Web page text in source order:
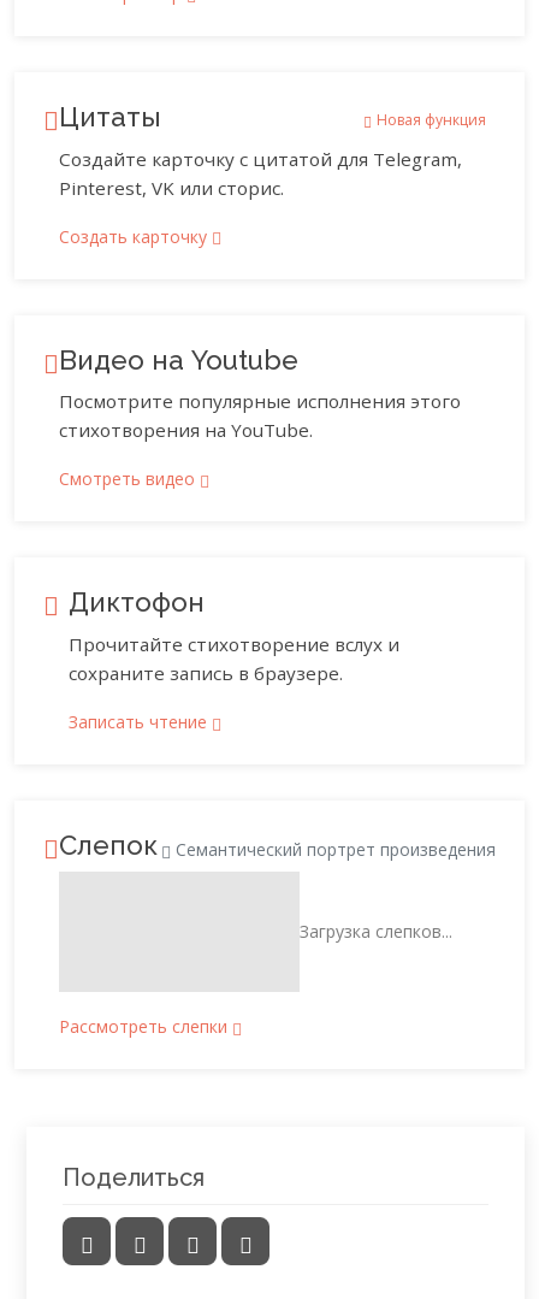
Цитаты Новая функция
Создайте карточку с цитатой для Telegram,
Pinterest, VK или сторис.
Создать карточку
Видео на Youtube
Посмотрите популярные исполнения этого
стихотворения на YouTube.
Смотреть видео
Диктофон
Прочитайте стихотворение вслух и
сохраните запись в браузере.
Записать чтение
Слепок Семантический портрет произведения
Загрузка слепков...
Рассмотреть слепки
Поделиться